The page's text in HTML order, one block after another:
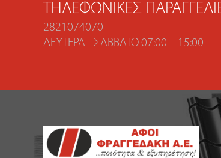
ΤΗΛΕΦΩΝΙΚΈΣ
2821074070
ΔΕΥΤΈΡΑ - ΣΆΒΒΑΤΟ 07:00 – 15:00